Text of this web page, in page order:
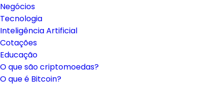
Negócios
Tecnologia
Inteligência Artificial
Cotações
Educação
O que são criptomoedas?
O que é Bitcoin?